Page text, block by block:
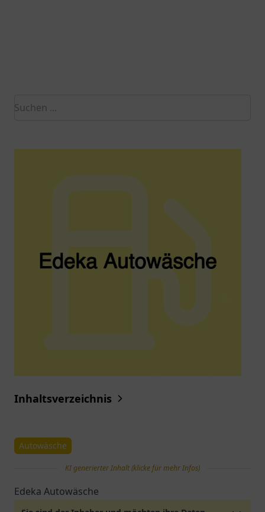
Inhaltsverzeichnis
Autowäsche
KI generierter Inhalt (klicke für mehr Infos)
Edeka Autowäsche